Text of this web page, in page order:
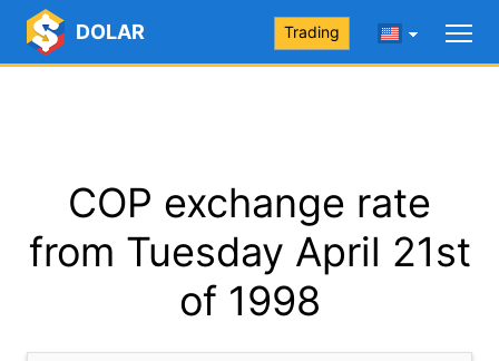
DOLAR Trading
COP exchange rate
from Tuesday April 21st
of 1998